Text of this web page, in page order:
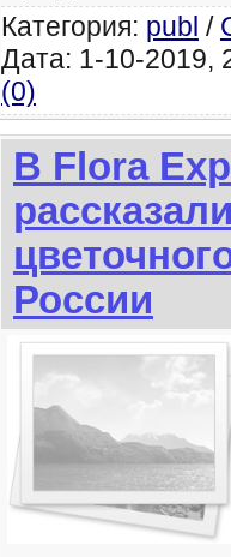
Категория: publ /
Дата: 1-10-2019,
(0)
В Flora
России